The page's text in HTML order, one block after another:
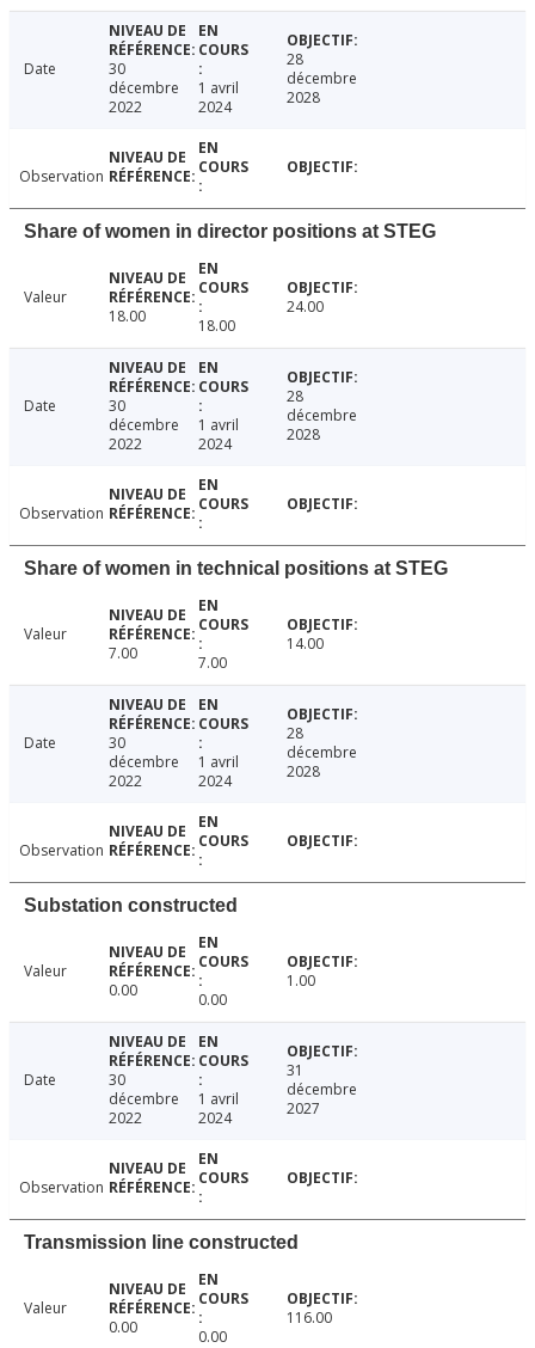
Date
30
décembre
2022
1 avril
2024
28
décembre
2028
Observation
Share of women in director positions at STEG
Valeur
18.00
18.00
24.00
Date
30
décembre
2022
1 avril
2024
28
décembre
2028
Observation
Share of women in technical positions at STEG
Valeur
7.00
7.00
14.00
Date
30
décembre
2022
1 avril
2024
28
décembre
2028
Observation
Substation constructed
Valeur
0.00
0.00
1.00
Date
30
décembre
2022
1 avril
2024
31
décembre
2027
Observation
Transmission line constructed
Valeur
0.00
0.00
116.00